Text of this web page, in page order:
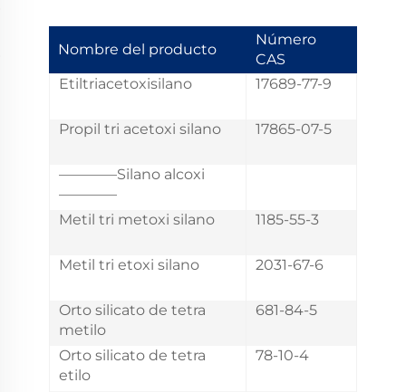
Nombre del producto
Número
CAS
Etiltriacetoxisilano
17689-77-9
Propil tri acetoxi silano 17865-07-5
————Silano alcoxi
————
Metil tri metoxi silano
1185-55-3
Metil tri etoxi silano 2031-67-6
Orto silicato de tetra
metilo
681-84-5
Orto silicato de tetra
etilo
78-10-4